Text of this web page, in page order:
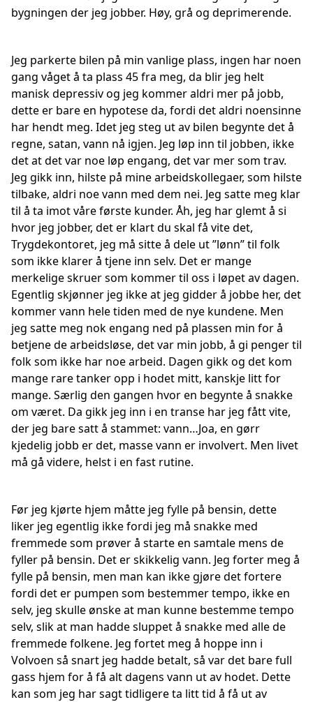
bygningen der jeg jobber. Høy, grå og deprimerende.
Jeg parkerte bilen på min vanlige plass, ingen har noen
gang våget å ta plass 45 fra meg, da blir jeg helt
manisk depressiv og jeg kommer aldri mer på jobb,
dette er bare en hypotese da, fordi det aldri noensinne
har hendt meg. Idet jeg steg ut av bilen begynte det å
regne, satan, vann nå igjen. Jeg løp inn til jobben, ikke
det at det var noe løp engang, det var mer som trav.
Jeg gikk inn, hilste på mine arbeidskollegaer, som hilste
tilbake, aldri noe vann med dem nei. Jeg satte meg klar
til å ta imot våre første kunder. Åh, jeg har glemt å si
hvor jeg jobber, det er klart du skal få vite det,
Trygdekontoret, jeg må sitte å dele ut ”lønn” til folk
som ikke klarer å tjene inn selv. Det er mange
merkelige skruer som kommer til oss i løpet av dagen.
Egentlig skjønner jeg ikke at jeg gidder å jobbe her, det
kommer vann hele tiden med de nye kundene. Men
jeg satte meg nok engang ned på plassen min for å
betjene de arbeidsløse, det var min jobb, å gi penger til
folk som ikke har noe arbeid. Dagen gikk og det kom
mange rare tanker opp i hodet mitt, kanskje litt for
mange. Særlig den gangen hvor en begynte å snakke
om været. Da gikk jeg inn i en transe har jeg fått vite,
der jeg bare satt å stammet: vann…Joa, en gørr
kjedelig jobb er det, masse vann er involvert. Men livet
må gå videre, helst i en fast rutine.
Før jeg kjørte hjem måtte jeg fylle på bensin, dette
liker jeg egentlig ikke fordi jeg må snakke med
fremmede som prøver å starte en samtale mens de
fyller på bensin. Det er skikkelig vann. Jeg forter meg å
fylle på bensin, men man kan ikke gjøre det fortere
fordi det er pumpen som bestemmer tempo, ikke en
selv, jeg skulle ønske at man kunne bestemme tempo
selv, slik at man hadde sluppet å snakke med alle de
fremmede folkene. Jeg fortet meg å hoppe inn i
Volvoen så snart jeg hadde betalt, så var det bare full
gass hjem for å få alt dagens vann ut av hodet. Dette
kan som jeg har sagt tidligere ta litt tid å få ut av